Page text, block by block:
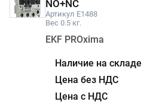
NO+NC
Артикул E1488
Вес 0.5 кг.
EKF PROxima